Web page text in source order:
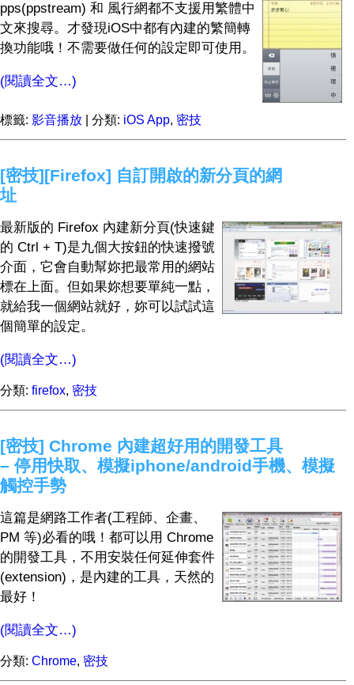
pps(ppstream) 和 風行網都不支援用繁體中
文來搜尋。才發現iOS中都有內建的繁簡轉
換功能哦！不需要做任何的設定即可使用。
(閱讀全文…)
標籤: 影音播放 | 分類: iOS App, 密技
[密技][Firefox] 自訂開啟的新分頁的網
址
最新版的 Firefox 內建新分頁(快速鍵
的 Ctrl + T)是九個大按鈕的快速撥號
介面，它會自動幫妳把最常用的網站
標在上面。但如果妳想要單純一點，
就給我一個網站就好，妳可以試試這
個簡單的設定。
(閱讀全文…)
分類: firefox, 密技
[密技] Chrome 內建超好用的開發工具
– 停用快取、模擬iphone/android手機、模擬
觸控手勢
這篇是網路工作者(工程師、企畫、
PM 等)必看的哦！都可以用 Chrome
的開發工具，不用安裝任何延伸套件
(extension)，是內建的工具，天然的
最好！
(閱讀全文…)
分類: Chrome, 密技